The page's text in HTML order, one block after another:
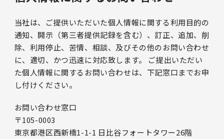
当社は、ご提供いただいた個人情報に関する利用目的の
通知、開示（第三者提供記録を含む）、訂正、追加、削
除、利用停止、苦情、相談、及びその他のお問い合わせ
に、適切、かつ迅速に対応致します。 ご提出いただい
た個人情報に関するお問い合わせは、下記窓口までお申
し付けください。
お問い合わせ窓口
〒105-0003
東京都港区西新橋1-1-1 日比谷フォートタワー26階